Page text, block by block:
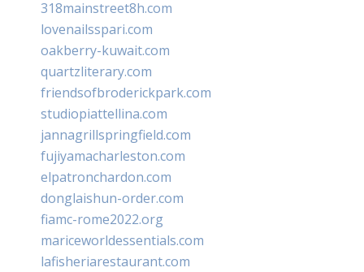
318mainstreet8h.com
lovenailsspari.com
oakberry-kuwait.com
quartzliterary.com
friendsofbroderickpark.com
studiopiattellina.com
jannagrillspringfield.com
fujiyamacharleston.com
elpatronchardon.com
donglaishun-order.com
fiamc-rome2022.org
mariceworldessentials.com
lafisheriarestaurant.com